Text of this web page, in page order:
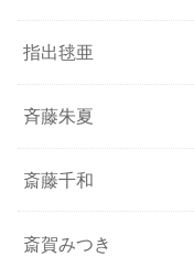
指出毬亜
斉藤朱夏
斎藤千和
斎賀みつき